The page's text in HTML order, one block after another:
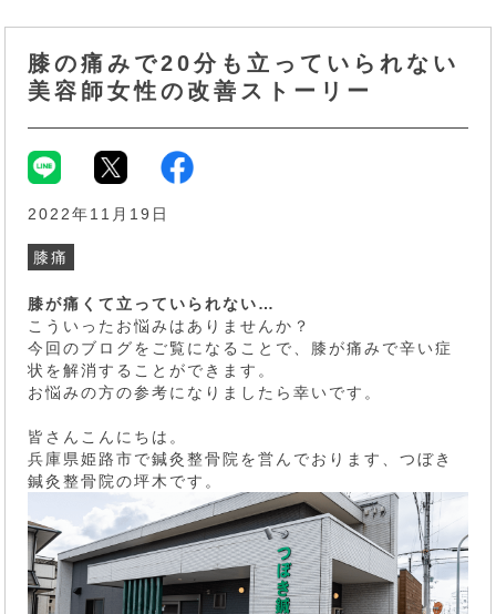
膝の痛みで20分も立っていられない
美容師女性の改善ストーリー
2022年11月19日
膝痛
膝が痛くて立っていられない…
こういったお悩みはありませんか？
今回のブログをご覧になることで、膝が痛みで辛い症
状を解消することができます。
お悩みの方の参考になりましたら幸いです。
皆さんこんにちは。
兵庫県姫路市で鍼灸整骨院を営んでおります、つぼき
鍼灸整骨院の坪木です。